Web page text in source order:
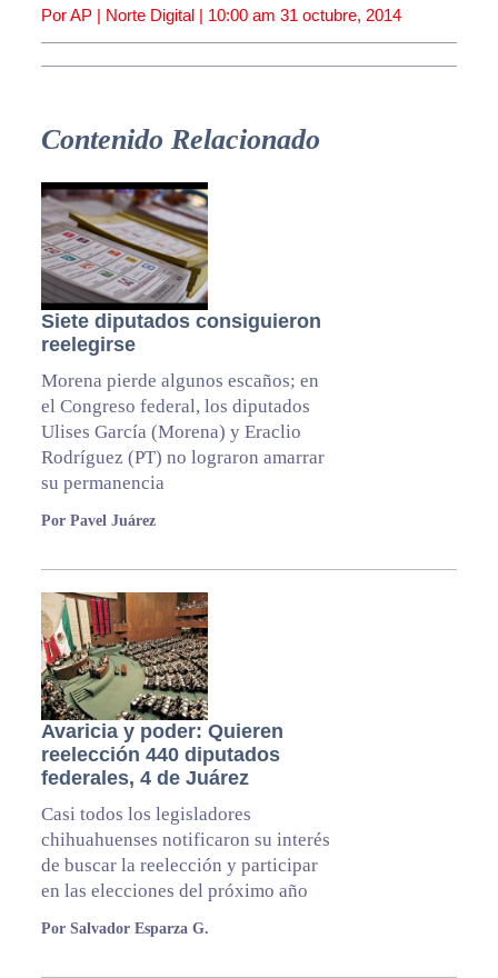
Por AP | Norte Digital | 10:00 am 31 octubre, 2014
Contenido Relacionado
Siete diputados consiguieron
reelegirse
Morena pierde algunos escaños; en
el Congreso federal, los diputados
Ulises García (Morena) y Eraclio
Rodríguez (PT) no lograron amarrar
su permanencia
Por Pavel Juárez
Avaricia y poder: Quieren
reelección 440 diputados
federales, 4 de Juárez
Casi todos los legisladores
chihuahuenses notificaron su interés
de buscar la reelección y participar
en las elecciones del próximo año
Por Salvador Esparza G.